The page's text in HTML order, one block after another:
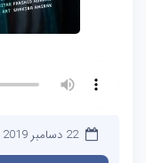
22 دسامبر 2019